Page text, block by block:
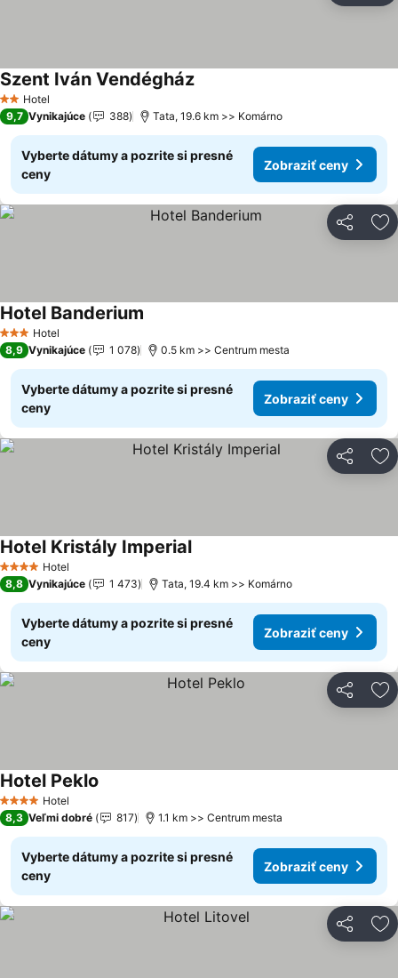
2 Počet hviezdičiek
Hotel
Szent Iván VendégházZobraziť ceny
9,7 Vynikajúce 388 Tata, 19.6 km >> Komárno
Vyberte dátumy a pozrite si presné
ceny
Zobraziť ceny
Zdieľať
3 Počet hviezdičiek
Hotel
Hotel Banderium
8,9 Vynikajúce 1 078 0.5 km >> Centrum mesta
Vyberte dátumy a pozrite si presné
ceny
Zobraziť ceny
Zdieľať
4 Počet hviezdičiek
Hotel
Hotel Kristály ImperialZobraziť ceny
8,8 Vynikajúce 1 473 Tata, 19.4 km >> Komárno
Vyberte dátumy a pozrite si presné
ceny
Zobraziť ceny
Zdieľať
4 Počet hviezdičiek
Hotel
Hotel Peklo
8,3 Veľmi dobré 817 1.1 km >> Centrum mesta
Vyberte dátumy a pozrite si presné
ceny
Zobraziť ceny
Zdieľať